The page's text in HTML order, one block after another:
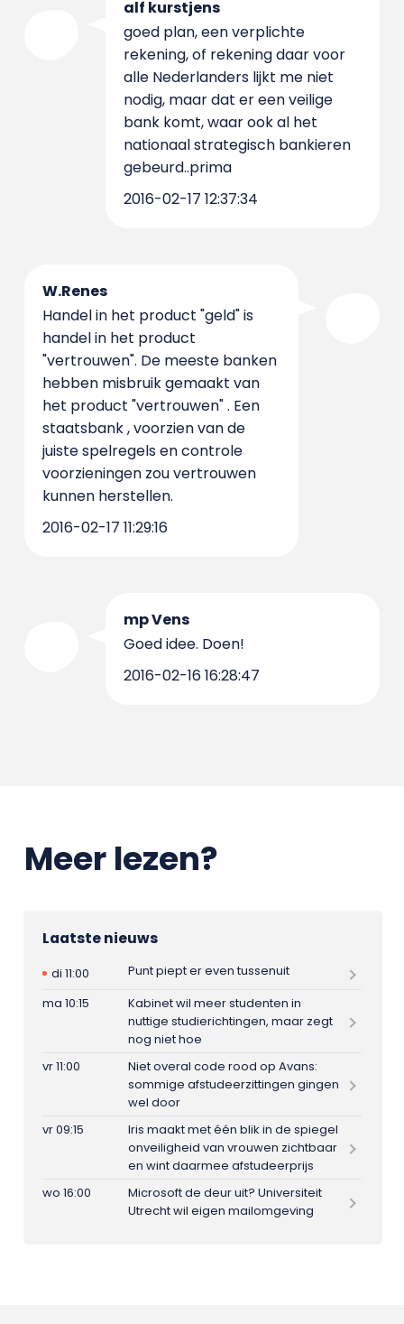
alf kurstjens
goed plan, een verplichte
rekening, of rekening daar voor
alle Nederlanders lijkt me niet
nodig, maar dat er een veilige
bank komt, waar ook al het
nationaal strategisch bankieren
gebeurd..prima
2016-02-17 12:37:34
W.Renes
Handel in het product "geld" is
handel in het product
"vertrouwen". De meeste banken
hebben misbruik gemaakt van
het product "vertrouwen" . Een
staatsbank , voorzien van de
juiste spelregels en controle
voorzieningen zou vertrouwen
kunnen herstellen.
2016-02-17 11:29:16
mp Vens
Goed idee. Doen!
2016-02-16 16:28:47
Meer lezen?
Laatste nieuws
di 11:00
Punt piept er even tussenuit
ma 10:15
Kabinet wil meer studenten in
nuttige studierichtingen, maar zegt
nog niet hoe
vr 11:00
Niet overal code rood op Avans:
sommige afstudeerzittingen gingen
wel door
vr 09:15
Iris maakt met één blik in de spiegel
onveiligheid van vrouwen zichtbaar
en wint daarmee afstudeerprijs
wo 16:00
Microsoft de deur uit? Universiteit
Utrecht wil eigen mailomgeving